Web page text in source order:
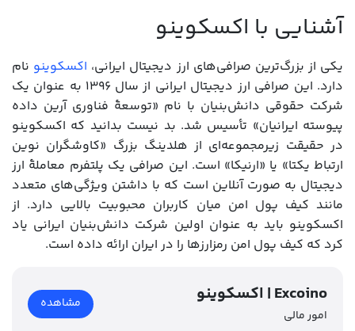
آشنایی با اکسکوینو
یکی از بزرگ‌ترین صرافی‌های ارز دیجیتال ایرانی، اکسکوینو نام
دارد. این صرافی ارز دیجیتال ایرانی از سال ۱۳۹۶ به عنوان یک
شرکت حقوقی دانش‌بنیان با نام «توسعۀ فناوری آرین داده
پیوسته ایرانیان» تأسیس شد. بد نیست بدانید که اکسکوینو
در حقیقت زیرمجموعه‌ای از هلدینگ بزرگ «کاوشگران نوین
ارتباط یکتا» یا «ارنیکا» است. این صرافی یک پلتفرم معاملۀ ارز
دیجیتال به صورت آنلاین است که با داشتن ویژگی‌های متعدد
مانند کیف پول امن میان کاربران محبوبیت بالایی دارد. از
اکسکوینو باید به عنوان اولین شرکت دانش‌بنیان ایرانی یاد
کرد که کیف پول امن رمزارزها را در ایران ارائه داده است.
اکسکوینو | Excoino
امور مالی
مشاهده